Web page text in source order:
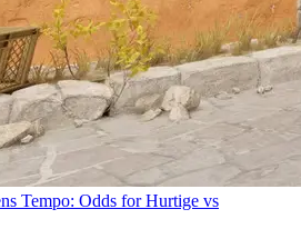
Tempo: Odds for Hurtige vs